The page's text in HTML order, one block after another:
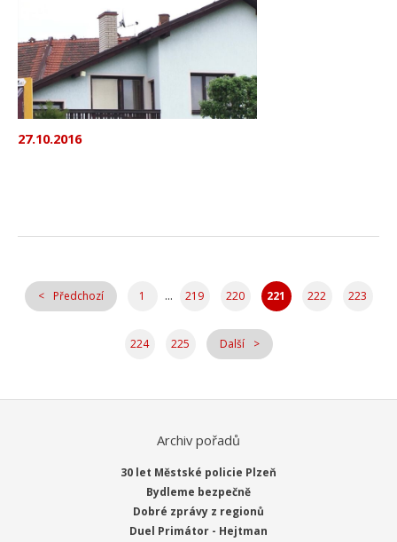
27.10.2016
Předchozí 1 ... 219 220 221 222 223
224 225 Další
Archiv pořadů
30 let Městské policie Plzeň
Bydleme bezpečně
Dobré zprávy z regionů
Duel Primátor - Hejtman